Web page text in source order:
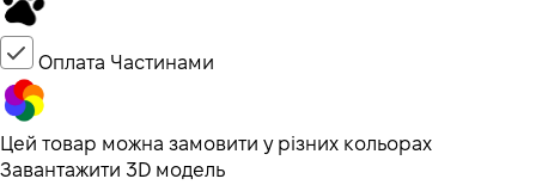
Оплата Частинами
Цей товар можна замовити у різних кольорах
Завантажити 3D модель